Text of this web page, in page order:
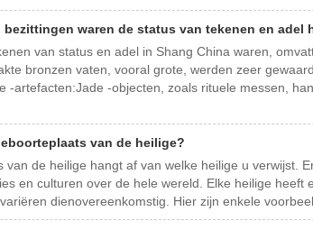
bezittingen waren de status van tekenen en adel
van status en adel in Shang China waren,
bronzen vaten, vooral grote, werden zeer
-artefacten:Jade -objecten, zoals rituele messen,
van de heilige?
van de heilige hangt af van welke heilige u verwijst.
en culturen over de hele wereld. Elke heilige heeft
dienovereenkomstig. Hier zijn enkele